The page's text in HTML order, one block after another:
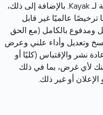
حقوق المواد المقدمة إلينا ملكية حصرية لـ Kayak. بالإضافة إلى ذلك،
عالميًا غير قابل
ومدفوع بالكامل (مع الحق
وتعديل وأداء علني وعرض
نشر والإقتباس (كليًا أو
منك لأي غرض، بما في ذلك
الإعلان أو غير ذلك.